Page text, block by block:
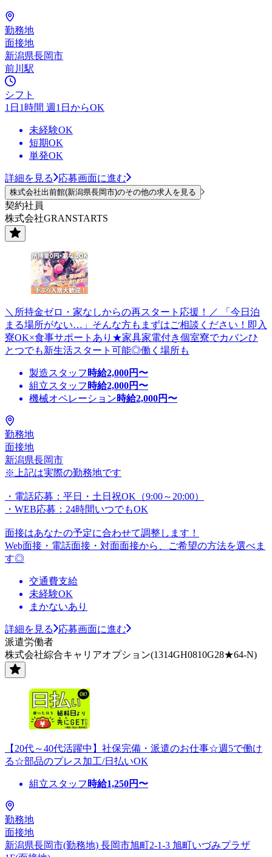
勤務地
面接地
新潟県長岡市
前川駅
シフト
1日1時間 週1日からOK
未経験OK
短期OK
単発OK
詳細を見る 応募画面に進む
株式会社出前館(新潟県長岡市)のその他の求人を見る
契約社員
株式会社GRANSTARTS
＼所持金ゼロ・家なしからの再スタート応援！／ 「今日泊
まる場所がない…」そんな方もまずはご相談ください！即入
寮OK×食事サポートあり★家具家電付き個室寮でカバンひ
とつでも新生活スタート可能◎働く場所も
製造スタッフ 時給2,000円〜
組立スタッフ 時給2,000円〜
機械オペレーション時給2,000円〜
勤務地
面接地
新潟県長岡市
※上記は実際の勤務地です
・電話応募：平日・土日祝OK（9:00～20:00）
・WEB応募：24時間いつでもOK
面接はあなたの予定に合わせて調整します！
Web面接・電話面接・対面面接から、ご希望の方法を選べま
す◎
交通費支給
未経験OK
まかないあり
詳細を見る
応募画面に進む
派遣労働者
株式会社綜合キャリアオプション(1314GH0810G28★64-N)
【20代～40代活躍中】社保完備・派遣のお仕事☆週5で働け
る☆部品のプレス加工/日払いOK
組立スタッフ 時給1,250円〜
勤務地
面接地
新潟県長岡市(勤務地) 長岡市旭町2-1-3 旭町いづみプラザ